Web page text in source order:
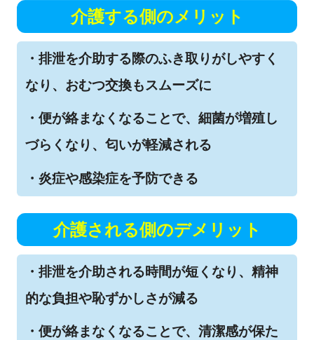
介護する側のメリット
・排泄を介助する際のふき取りがしやすく
なり、おむつ交換もスムーズに
・便が絡まなくなることで、細菌が増殖し
づらくなり、匂いが軽減される
・炎症や感染症を予防できる
介護される側のデメリット
・排泄を介助される時間が短くなり、精神
的な負担や恥ずかしさが減る
・便が絡まなくなることで、清潔感が保た